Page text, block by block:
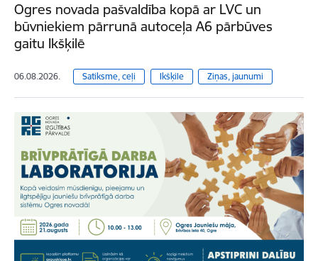
Ogres novada pašvaldība kopā ar LVC un
būvniekiem pārrunā autoceļa A6 pārbūves
gaitu Ikšķilē
06.08.2026. Satiksme, ceļi Ikšķile Ziņas, jaunumi